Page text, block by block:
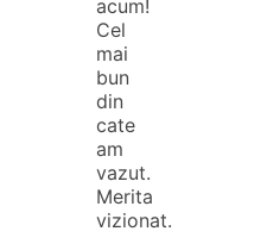
acum!
Cel
mai
bun
din
cate
am
vazut.
Merita
vizionat.